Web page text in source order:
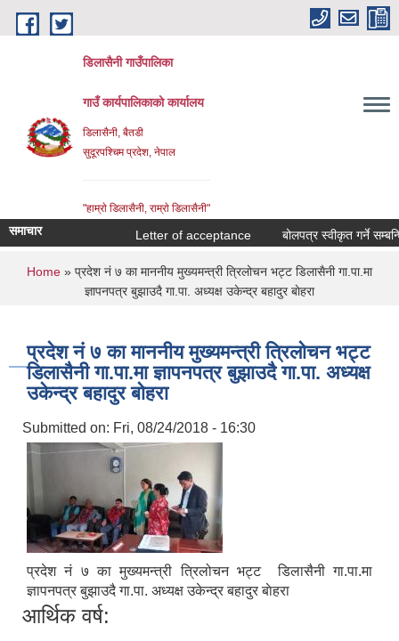
Skip to main content
डिलासैनी गाउँपालिका
गाउँ कार्यपालिकाको कार्यालय
डिलासैनी, बैतडी
सुदूरपश्चिम प्रदेश, नेपाल
"हाम्राे डिलासैनी, राम्राे डिलासैनी"
समाचार Letter of acceptance बोलपत्र स्वीकृत गर्ने सम्बन्धि
You are here
Home » प्रदेश नं ७ का माननीय मुख्यमन्त्री त्रिलोचन भट्ट डिलासैनी गा.पा.मा
ज्ञापनपत्र बुझाउदै गा.पा. अध्यक्ष उकेन्द्र बहादुर बाेहरा
प्रदेश नं ७ का माननीय मुख्यमन्त्री त्रिलोचन भट्ट
डिलासैनी गा.पा.मा ज्ञापनपत्र बुझाउदै गा.पा. अध्यक्ष
उकेन्द्र बहादुर बाेहरा
Submitted on: Fri, 08/24/2018 - 16:30
प्रदेश नं ७ का मुख्यमन्त्री त्रिलोचन भट्ट डिलासैनी गा.पा.मा
ज्ञापनपत्र बुझाउदै गा.पा. अध्यक्ष उकेन्द्र बहादुर बाेहरा
आर्थिक वर्ष: